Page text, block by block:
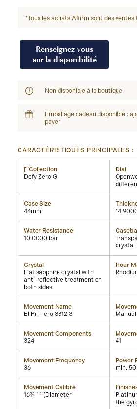
*Tous les achats Affirm sont des ventes
Renseignez-vous
sur la disponibilité
Non disponible à la boutique
Emballage cadeau disponible :
payer
CARACTÉRISTIQUES PRINCIPALES :
["Collection
Defy Zero G
Dial
Case Size
44mm
Water Resistance
10.0000 bar
crystal
Crystal
Flat sapphire crystal with
anti-reflective treatment on
both sides
Hour
Movement Name
El Primero 8812 S
Manual
Movement Components
324
41
Movement Frequency
36
Power
min.
Movement Calibre
16¾ ``` (Diameter
the